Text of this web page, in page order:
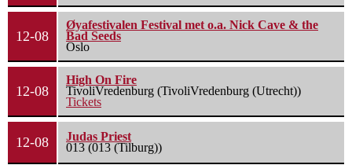
12-08
Øyafestivalen Festival met o.a. Nick Cave & the
Bad Seeds
Oslo
12-08
High On Fire
TivoliVredenburg (TivoliVredenburg (Utrecht))
Tickets
12-08
Judas Priest
013 (013 (Tilburg))